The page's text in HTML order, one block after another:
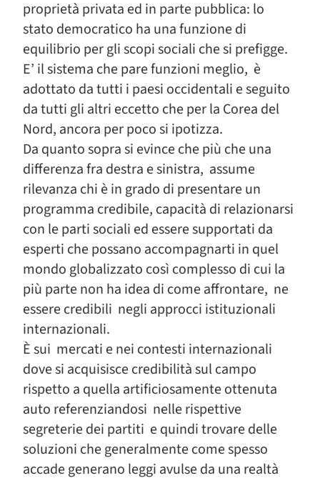
proprietà privata ed in parte pubblica: lo
stato democratico ha una funzione di
equilibrio per gli scopi sociali che si prefigge.
E’ il sistema che pare funzioni meglio, è
adottato da tutti i paesi occidentali e seguito
da tutti gli altri eccetto che per la Corea del
Nord, ancora per poco si ipotizza.
Da quanto sopra si evince che più che una
differenza fra destra e sinistra, assume
rilevanza chi è in grado di presentare un
programma credibile, capacità di relazionarsi
con le parti sociali ed essere supportati da
esperti che possano accompagnarti in quel
mondo globalizzato così complesso di cui la
più parte non ha idea di come affrontare, ne
essere credibili negli approcci istituzionali
internazionali.
È sui mercati e nei contesti internazionali
dove si acquisisce credibilità sul campo
rispetto a quella artificiosamente ottenuta
auto referenziandosi nelle rispettive
segreterie dei partiti e quindi trovare delle
soluzioni che generalmente come spesso
accade generano leggi avulse da una realtà